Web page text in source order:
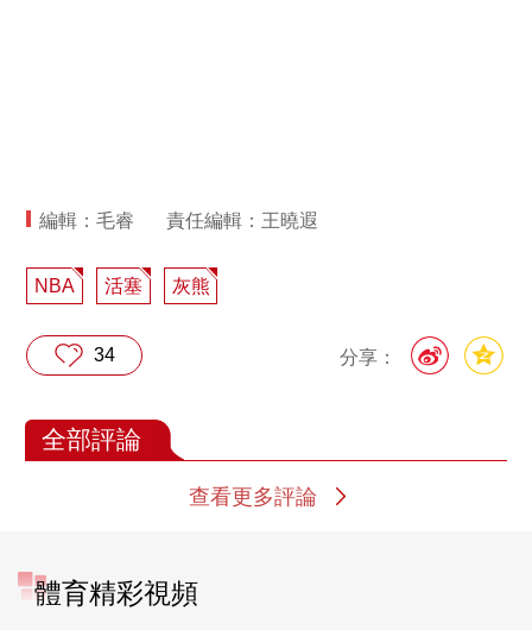
編輯：毛睿 責任編輯：王曉遐
NBA 活塞 灰熊
分享：
34
全部評論
查看更多評論
體育精彩視頻